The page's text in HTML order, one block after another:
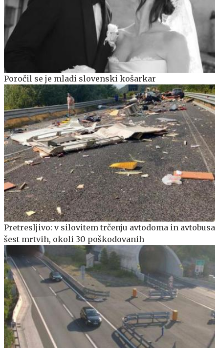
Poročil se je mladi slovenski košarkar
Pretresljivo: v silovitem trčenju avtodoma in avtobusa
šest mrtvih, okoli 30 poškodovanih